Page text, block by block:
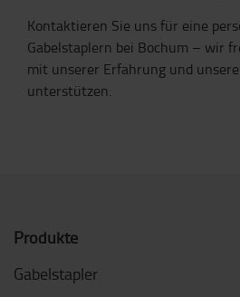
Kontaktieren Sie uns für eine
Gabelstaplern bei Bochum – wir
mit unserer Erfahrung und
unterstützen.
Produkte
Gabelstapler